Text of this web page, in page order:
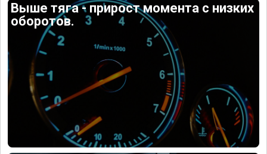
Выше тяга - прирост момента с низких
оборотов.